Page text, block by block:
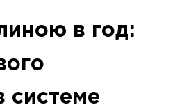
в год:
системе